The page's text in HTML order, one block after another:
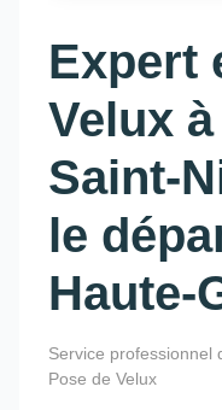
Expert
Velux
Saint-
le
Haute-
Service professionnel
Pose de Velux